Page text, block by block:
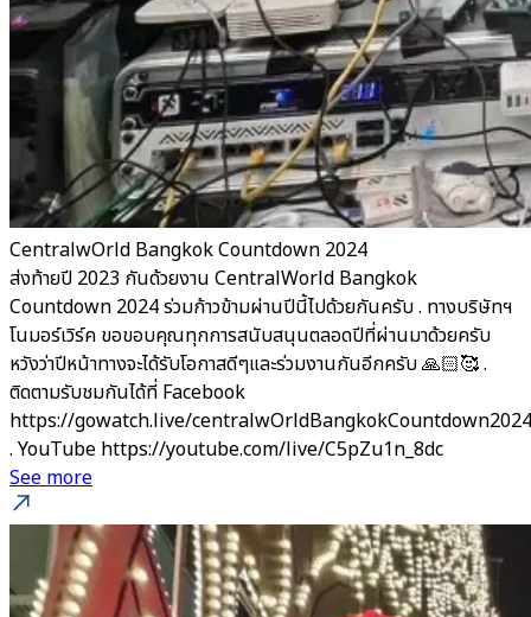
CentralwOrld Bangkok Countdown 2024
ส่งท้ายปี 2023 กันด้วยงาน CentralWorld Bangkok
Countdown 2024 ร่วมก้าวข้ามผ่านปีนี้ไปด้วยกันครับ . ทางบริษัทฯ
โนมอร์เวิร์ค ขอขอบคุณทุกการสนับสนุนตลอดปีที่ผ่านมาด้วยครับ
หวังว่าปีหน้าทางจะได้รับโอกาสดีๆและร่วมงานกันอีกครับ 🙏🏻🥰 .
ติดตามรับชมกันได้ที่ Facebook
https://gowatch.live/centralwOrldBangkokCountdown2024
. YouTube https://youtube.com/live/C5pZu1n_8dc
See more